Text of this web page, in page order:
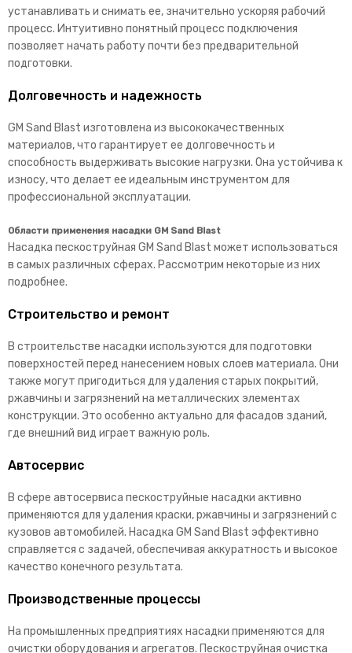
устанавливать и снимать ее, значительно ускоряя рабочий
процесс. Интуитивно понятный процесс подключения
позволяет начать работу почти без предварительной
подготовки.
Долговечность и надежность
GM Sand Blast изготовлена из высококачественных
материалов, что гарантирует ее долговечность и
способность выдерживать высокие нагрузки. Она устойчива к
износу, что делает ее идеальным инструментом для
профессиональной эксплуатации.
Области применения насадки GM Sand Blast
Насадка пескоструйная GM Sand Blast может использоваться
в самых различных сферах. Рассмотрим некоторые из них
подробнее.
Строительство и ремонт
В строительстве насадки используются для подготовки
поверхностей перед нанесением новых слоев материала. Они
также могут пригодиться для удаления старых покрытий,
ржавчины и загрязнений на металлических элементах
конструкции. Это особенно актуально для фасадов зданий,
где внешний вид играет важную роль.
Автосервис
В сфере автосервиса пескоструйные насадки активно
применяются для удаления краски, ржавчины и загрязнений с
кузовов автомобилей. Насадка GM Sand Blast эффективно
справляется с задачей, обеспечивая аккуратность и высокое
качество конечного результата.
Производственные процессы
На промышленных предприятиях насадки применяются для
очистки оборудования и агрегатов. Пескоструйная очистка